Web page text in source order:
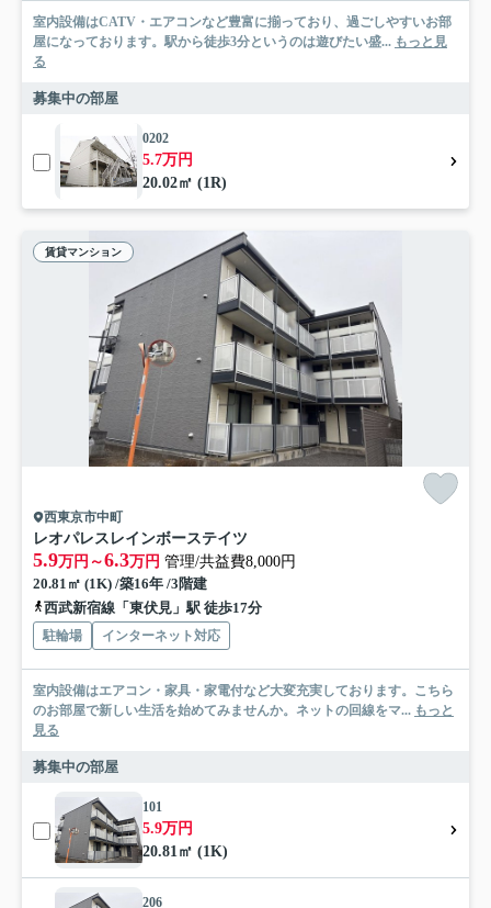
室内設備はCATV・エアコンなど豊富に揃っており、過ごしやすいお部
屋になっております。駅から徒歩3分というのは遊びたい盛... もっと見
る
募集中の部屋
0202
5.7万円
20.02㎡ (1R)
賃貸マンション
西東京市中町
レオパレスレインボーステイツ
5.9万円～6.3万円 管理/共益費8,000円
20.81㎡ (1K) /築16年 /3階建
西武新宿線「東伏見」駅 徒歩17分
駐輪場 インターネット対応
室内設備はエアコン・家具・家電付など大変充実しております。こちら
のお部屋で新しい生活を始めてみませんか。ネットの回線をマ... もっと
見る
募集中の部屋
101
5.9万円
20.81㎡ (1K)
206